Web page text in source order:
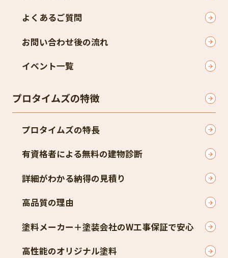
よくあるご質問
お問い合わせ後の流れ
イベント一覧
プロタイムズの特徴
プロタイムズの特長
有資格者による無料の建物診断
詳細がわかる納得の見積り
高品質の理由
塗料メーカー＋塗装会社のW工事保証で安心
高性能のオリジナル塗料